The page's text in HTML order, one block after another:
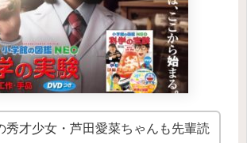
秀才少女・芦田愛菜ちゃんも先輩読